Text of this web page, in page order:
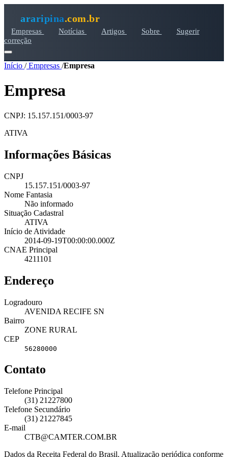
araripina.com.br
Empresas Notícias Artigos Sobre
Sugerir
correção
Início /Empresas /Empresa
Empresa
CNPJ: 15.157.151/0003-97
ATIVA
Informações Básicas
CNPJ
15.157.151/0003-97
Nome Fantasia
Não informado
Situação Cadastral
ATIVA
Início de Atividade
2014-09-19T00:00:00.000Z
CNAE Principal
4211101
Endereço
Logradouro
AVENIDA RECIFE SN
Bairro
ZONE RURAL
CEP
56280000
Contato
Telefone Principal
(31) 21227800
Telefone Secundário
(31) 21227845
E-mail
CTB@CAMTER.COM.BR
Dados da Receita Federal do Brasil. Atualização periódica conforme